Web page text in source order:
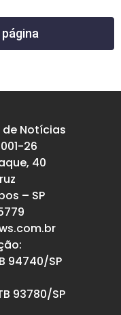
de Notícias
26
40
– SP
94740/SP
93780/SP